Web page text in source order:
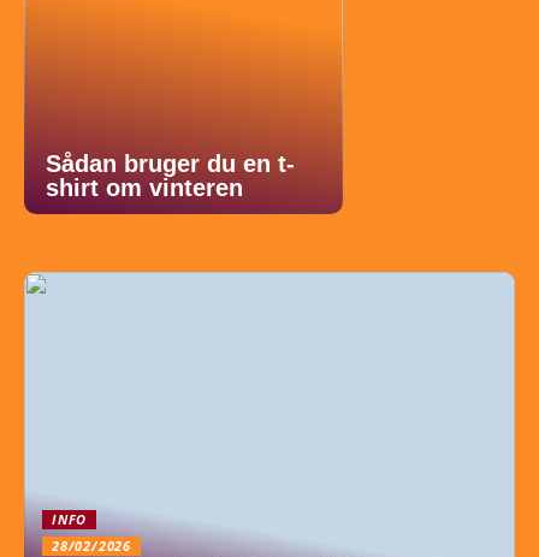
Sådan bruger du en t-
shirt om vinteren
INFO
28/02/2026